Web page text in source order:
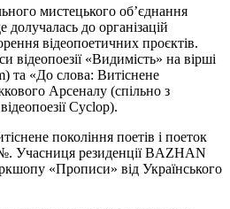
мистецького об’єднання
до організацій
відеопоетичних проєктів.
відеопоезії «Видимість» на вірші
та «До слова: Витіснене
Арсеналу (спільно з
Cyclop).
покоління поетів і поеток
Учасниця резиденції BAZHAN
«Прописи» від Українського